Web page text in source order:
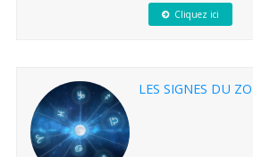
Cliquez ici
LES SIGNES DU